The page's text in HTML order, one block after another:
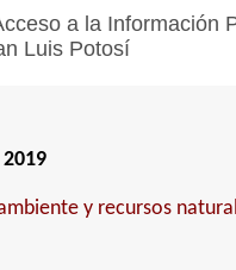
a la Información
Luis Potosí
2019
y recursos